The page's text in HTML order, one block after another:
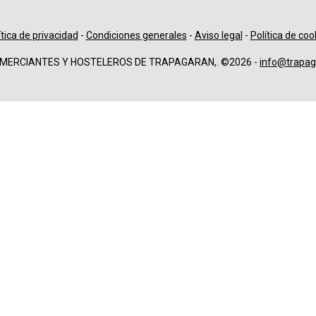
de privacidad - Condiciones generales - Aviso legal - Política de
Y HOSTELEROS DE TRAPAGARAN,. ©2026 -